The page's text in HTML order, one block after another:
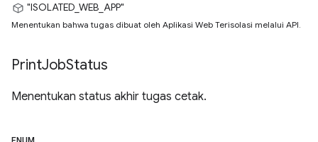
"ISOLATED_WEB_APP"
Menentukan bahwa tugas dibuat oleh Aplikasi Web Terisolasi melalui API.
PrintJobStatus
Menentukan status akhir tugas cetak.